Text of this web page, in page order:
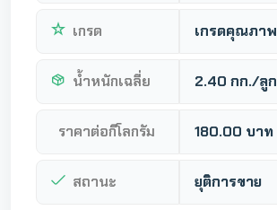
เกรด เกรดคุณภาพ
น้ำหนักเฉลี่ย 2.40 กก./ลูก
ราคาต่อกิโลกรัม 180.00 บาท
สถานะ ยุติการขาย